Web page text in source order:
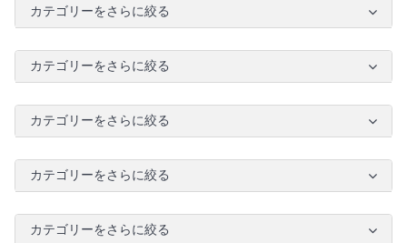
カテゴリーをさらに絞る
カテゴリーをさらに絞る
カテゴリーをさらに絞る
カテゴリーをさらに絞る
カテゴリーをさらに絞る